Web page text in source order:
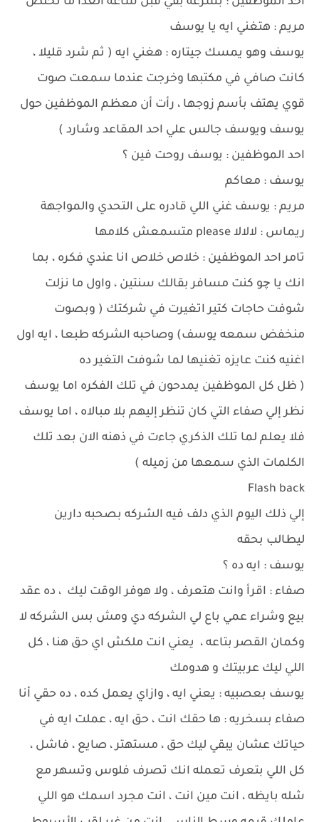
مريم : هتغني ايه يا يوسف
يوسف وهو يمسك جيتاره : هغني ايه ( ثم شرد قليلا ،
كانت صافي في مكتبها وخرجت عندما سمعت صوت
قوي يهتف بأسم زوجها ، رأت أن معظم الموظفين حول
يوسف ويوسف جالس علي احد المقاعد وشارد )
احد الموظفين : يوسف روحت فين ؟
يوسف : معاكم
مريم : يوسف غني اللي قادره على التحدي والمواجهة
ريماس : لالالا please متسمعش كلامها
تامر احد الموظفين : خلاص خلاص انا عندي فكره ، بما
انك يا چو كنت مسافر بقالك سنتين ، واول ما نزلت
شوفت حاجات كتير اتغيرت في شركتك ( وبصوت
منخفض سمعه يوسف) وصاحبه الشركه طبعا ، ايه اول
اغنيه كنت عايزه تغنيها لما شوفت التغير ده
( ظل كل الموظفين يمدحون في تلك الفكره اما يوسف
نظر إلي صفاء التي كان تنظر إليهم بلا مبالاه ، اما يوسف
فلا يعلم لما تلك الذكري جاءت في ذهنه الان بعد تلك
الكلمات الذي سمعها من زميله )
Flash back
إلي ذلك اليوم الذي دلف فيه الشركه بصحبه دارين
ليطالب بحقه
يوسف : ايه ده ؟
صفاء : اقرأ وانت هتعرف ، ولا هوفر الوقت ليك ، ده عقد
بيع وشراء عمي باع لي الشركه دي ومش بس الشركه لا
وكمان القصر بتاعه ، يعني انت ملكش اي حق هنا ، كل
اللي ليك عربيتك و هدومك
يوسف بعصبيه : يعني ايه ، وازاي يعمل كده ، ده حقي أنا
صفاء بسخريه : ها حقك انت ، حق ايه ، عملت ايه في
حياتك عشان يبقي ليك حق ، مستهتر ، صايع ، فاشل ،
كل اللي بتعرف تعمله انك تصرف فلوس وتسهر مع
شله بايظه ، انت مين انت ، انت مجرد اسمك هو اللي